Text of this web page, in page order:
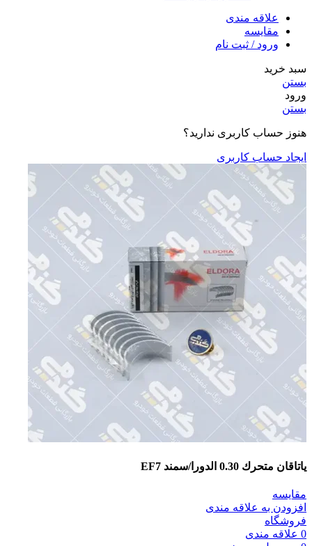
علاقه مندی
مقایسه
ورود / ثبت نام
سبد خرید
بستن
ورود
بستن
هنوز حساب کاربری ندارید؟
ایجاد حساب کاربری
ياتاقان متحرك 0.30 الدورا/سمند EF7
مقایسه
افزودن به علاقه مندی
فروشگاه
0 علاقه مندی